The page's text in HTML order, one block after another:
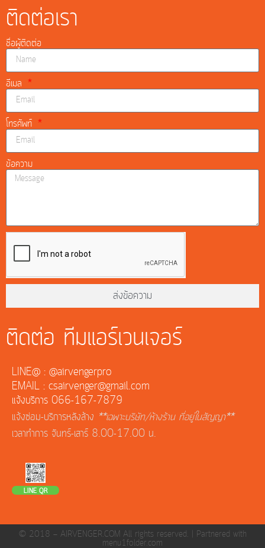
ติดต่อเรา
ชื่อผู้ติดต่อ
อีเมล
โทรศัพท์
ข้อความ
ส่งข้อความ
ติดต่อ ทีมแอร์เวนเจอร์
LINE@ : @airvengerpro
EMAIL : csairvenger@gmail.com
แจ้งบริการ 066-167-7879
แจ้งซ่อม-บริการหลังล้าง **เฉพาะบริษัท/ห้างร้าน ที่อยู่ในสัญญา**
เวลาทำการ จันทร์-เสาร์ 8.00-17.00 น.
LINE QR
© 2018 — AIRVENGER.COM All rights reserved. | Partnered with
menu1folder.com